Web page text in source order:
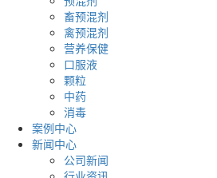
畜预混剂
禽预混剂
营养保健
口服液
颗粒
中药
消毒
案例中心
新闻中心
公司新闻